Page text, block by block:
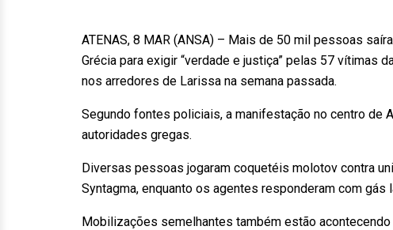
ATENAS, 8 MAR (ANSA) – Mais de 50 mil pessoas
Grécia para exigir “verdade e justiça” pelas 57 vítimas
nos arredores de Larissa na semana passada.
Segundo fontes policiais, a manifestação no centro de
autoridades gregas.
Diversas pessoas jogaram coquetéis molotov contra
Syntagma, enquanto os agentes responderam com gás
Mobilizações semelhantes também estão